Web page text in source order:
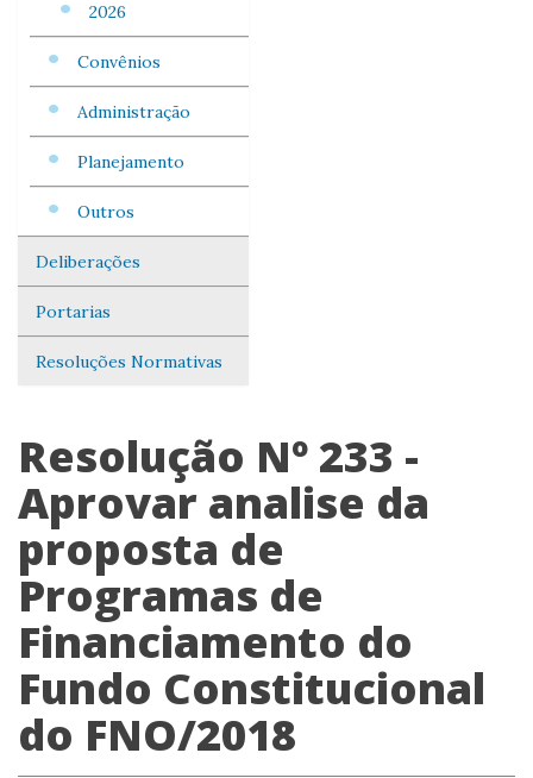
2026
Convênios
Administração
Planejamento
Outros
Deliberações
Portarias
Resoluções Normativas
Resolução Nº 233 -
Aprovar analise da
proposta de
Programas de
Financiamento do
Fundo Constitucional
do FNO/2018